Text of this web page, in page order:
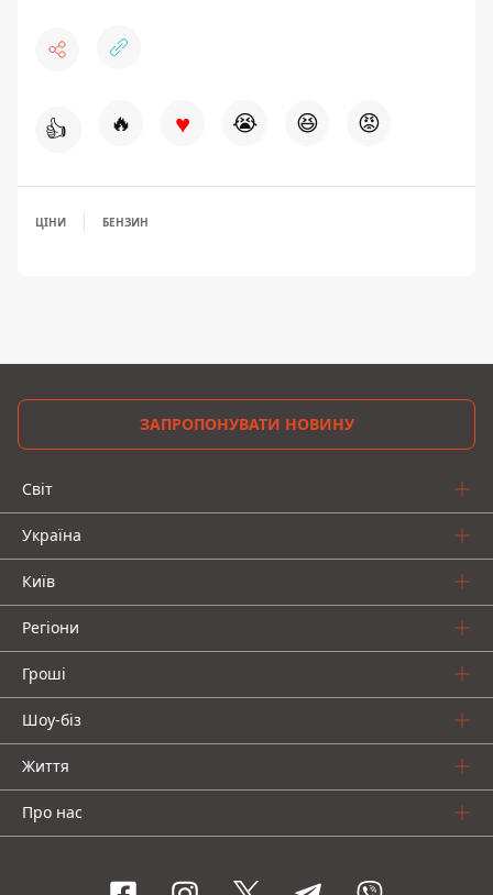
👍 🔥 ♥ 😭 😆 😡
ЦІНИ БЕНЗИН
ЗАПРОПОНУВАТИ НОВИНУ
Світ
Україна
Київ
Регіони
Гроші
Шоу-біз
Життя
Про нас